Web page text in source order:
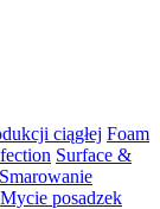
ciągłej Foam
Surface &
Smarowanie
Mycie posadzek